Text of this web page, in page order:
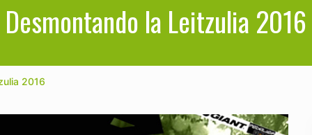
Desmontando la Leitzulia 2016
2016